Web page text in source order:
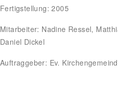
Fertigstellung: 2005
Mitarbeiter: Nadine Ressel,
Daniel Dickel
Auftraggeber: Ev.